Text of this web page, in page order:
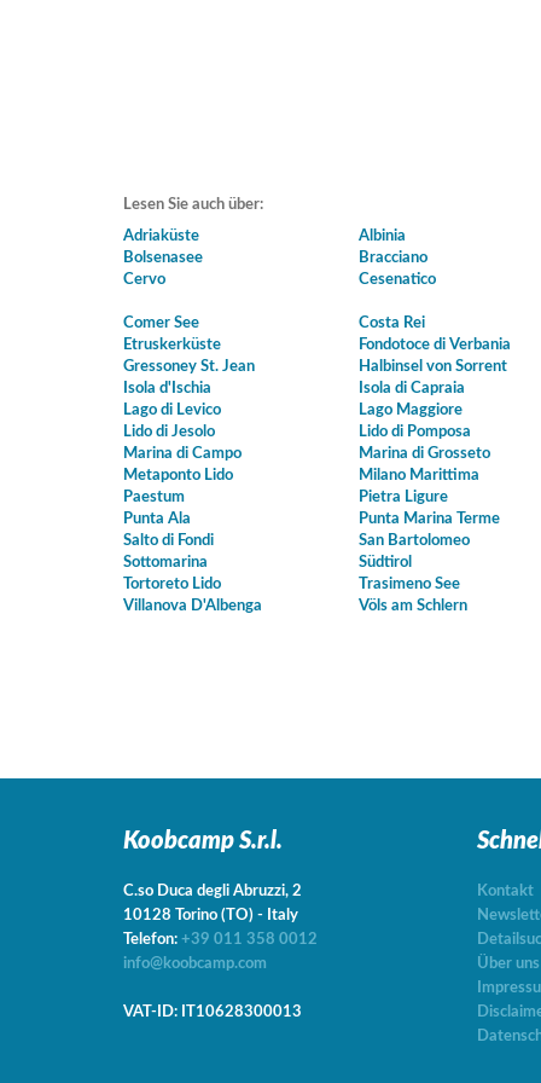
Lesen Sie auch über:
Adriaküste
Albinia
Bolsenasee
Bracciano
Cervo
Cesenatico
Comer See
Costa Rei
Etruskerküste
Fondotoce di Verbania
Gressoney St. Jean
Halbinsel von Sorrent
Isola d'Ischia
Isola di Capraia
Lago di Levico
Lago Maggiore
Lido di Jesolo
Lido di Pomposa
Marina di Campo
Marina di Grosseto
Metaponto Lido
Milano Marittima
Paestum
Pietra Ligure
Punta Ala
Punta Marina Terme
Salto di Fondi
San Bartolomeo
Sottomarina
Südtirol
Tortoreto Lido
Trasimeno See
Villanova D'Albenga
Völs am Schlern
Koobcamp S.r.l.
C.so Duca degli Abruzzi, 2
10128 Torino (TO) - Italy
Telefon: +39 011 358 0012
info@koobcamp.com
VAT-ID: IT10628300013
Kontakt
Über uns